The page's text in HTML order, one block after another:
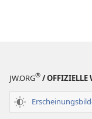
JW.ORG® / OFFIZIELLE